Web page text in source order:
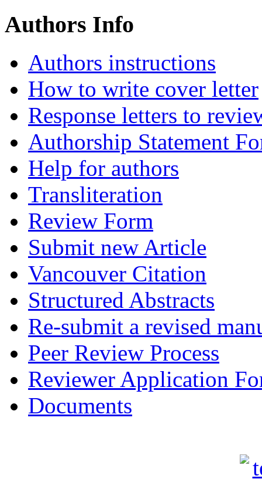
Authors Info
Authors instructions
How to write cover letter
Response letters to
Authorship Statement
Help for authors
Transliteration
Review Form
Submit new Article
Vancouver Citation
Structured Abstracts
Re-submit a revised
Peer Review Process
Reviewer Application
Documents